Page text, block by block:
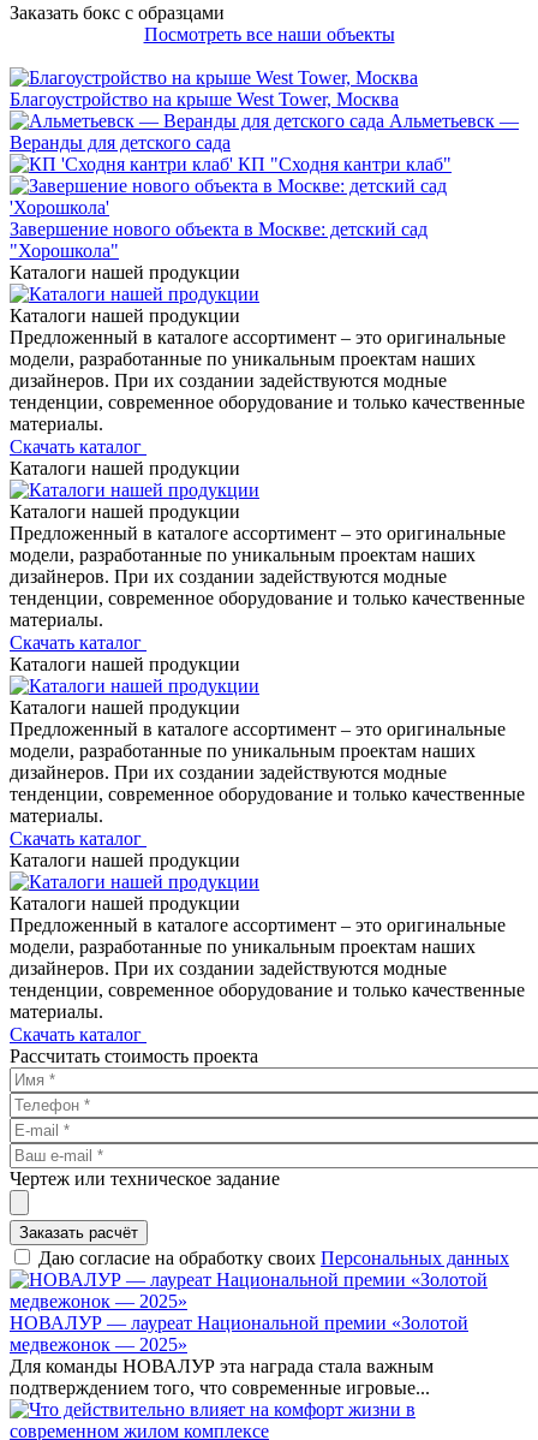
Заказать бокс с образцами
Посмотреть все наши объекты
Благоустройство на крыше West Tower, Москва
Альметьевск —
Веранды для детского сада
КП "Сходня кантри клаб"
Завершение нового объекта в Москве: детский сад
"Хорошкола"
Каталоги нашей продукции
Каталоги нашей продукции
Предложенный в каталоге ассортимент – это оригинальные
модели, разработанные по уникальным проектам наших
дизайнеров. При их создании задействуются модные
тенденции, современное оборудование и только качественные
материалы.
Скачать каталог
Каталоги нашей продукции
Каталоги нашей продукции
Предложенный в каталоге ассортимент – это оригинальные
модели, разработанные по уникальным проектам наших
дизайнеров. При их создании задействуются модные
тенденции, современное оборудование и только качественные
материалы.
Скачать каталог
Каталоги нашей продукции
Каталоги нашей продукции
Предложенный в каталоге ассортимент – это оригинальные
модели, разработанные по уникальным проектам наших
дизайнеров. При их создании задействуются модные
тенденции, современное оборудование и только качественные
материалы.
Скачать каталог
Каталоги нашей продукции
Каталоги нашей продукции
Предложенный в каталоге ассортимент – это оригинальные
модели, разработанные по уникальным проектам наших
дизайнеров. При их создании задействуются модные
тенденции, современное оборудование и только качественные
материалы.
Скачать каталог
Рассчитать стоимость проекта
Чертеж или техническое задание
Заказать расчёт
Даю согласие на обработку своих Персональных данных
НОВАЛУР — лауреат Национальной премии «Золотой
медвежонок — 2025»
Для команды НОВАЛУР эта награда стала важным
подтверждением того, что современные игровые...